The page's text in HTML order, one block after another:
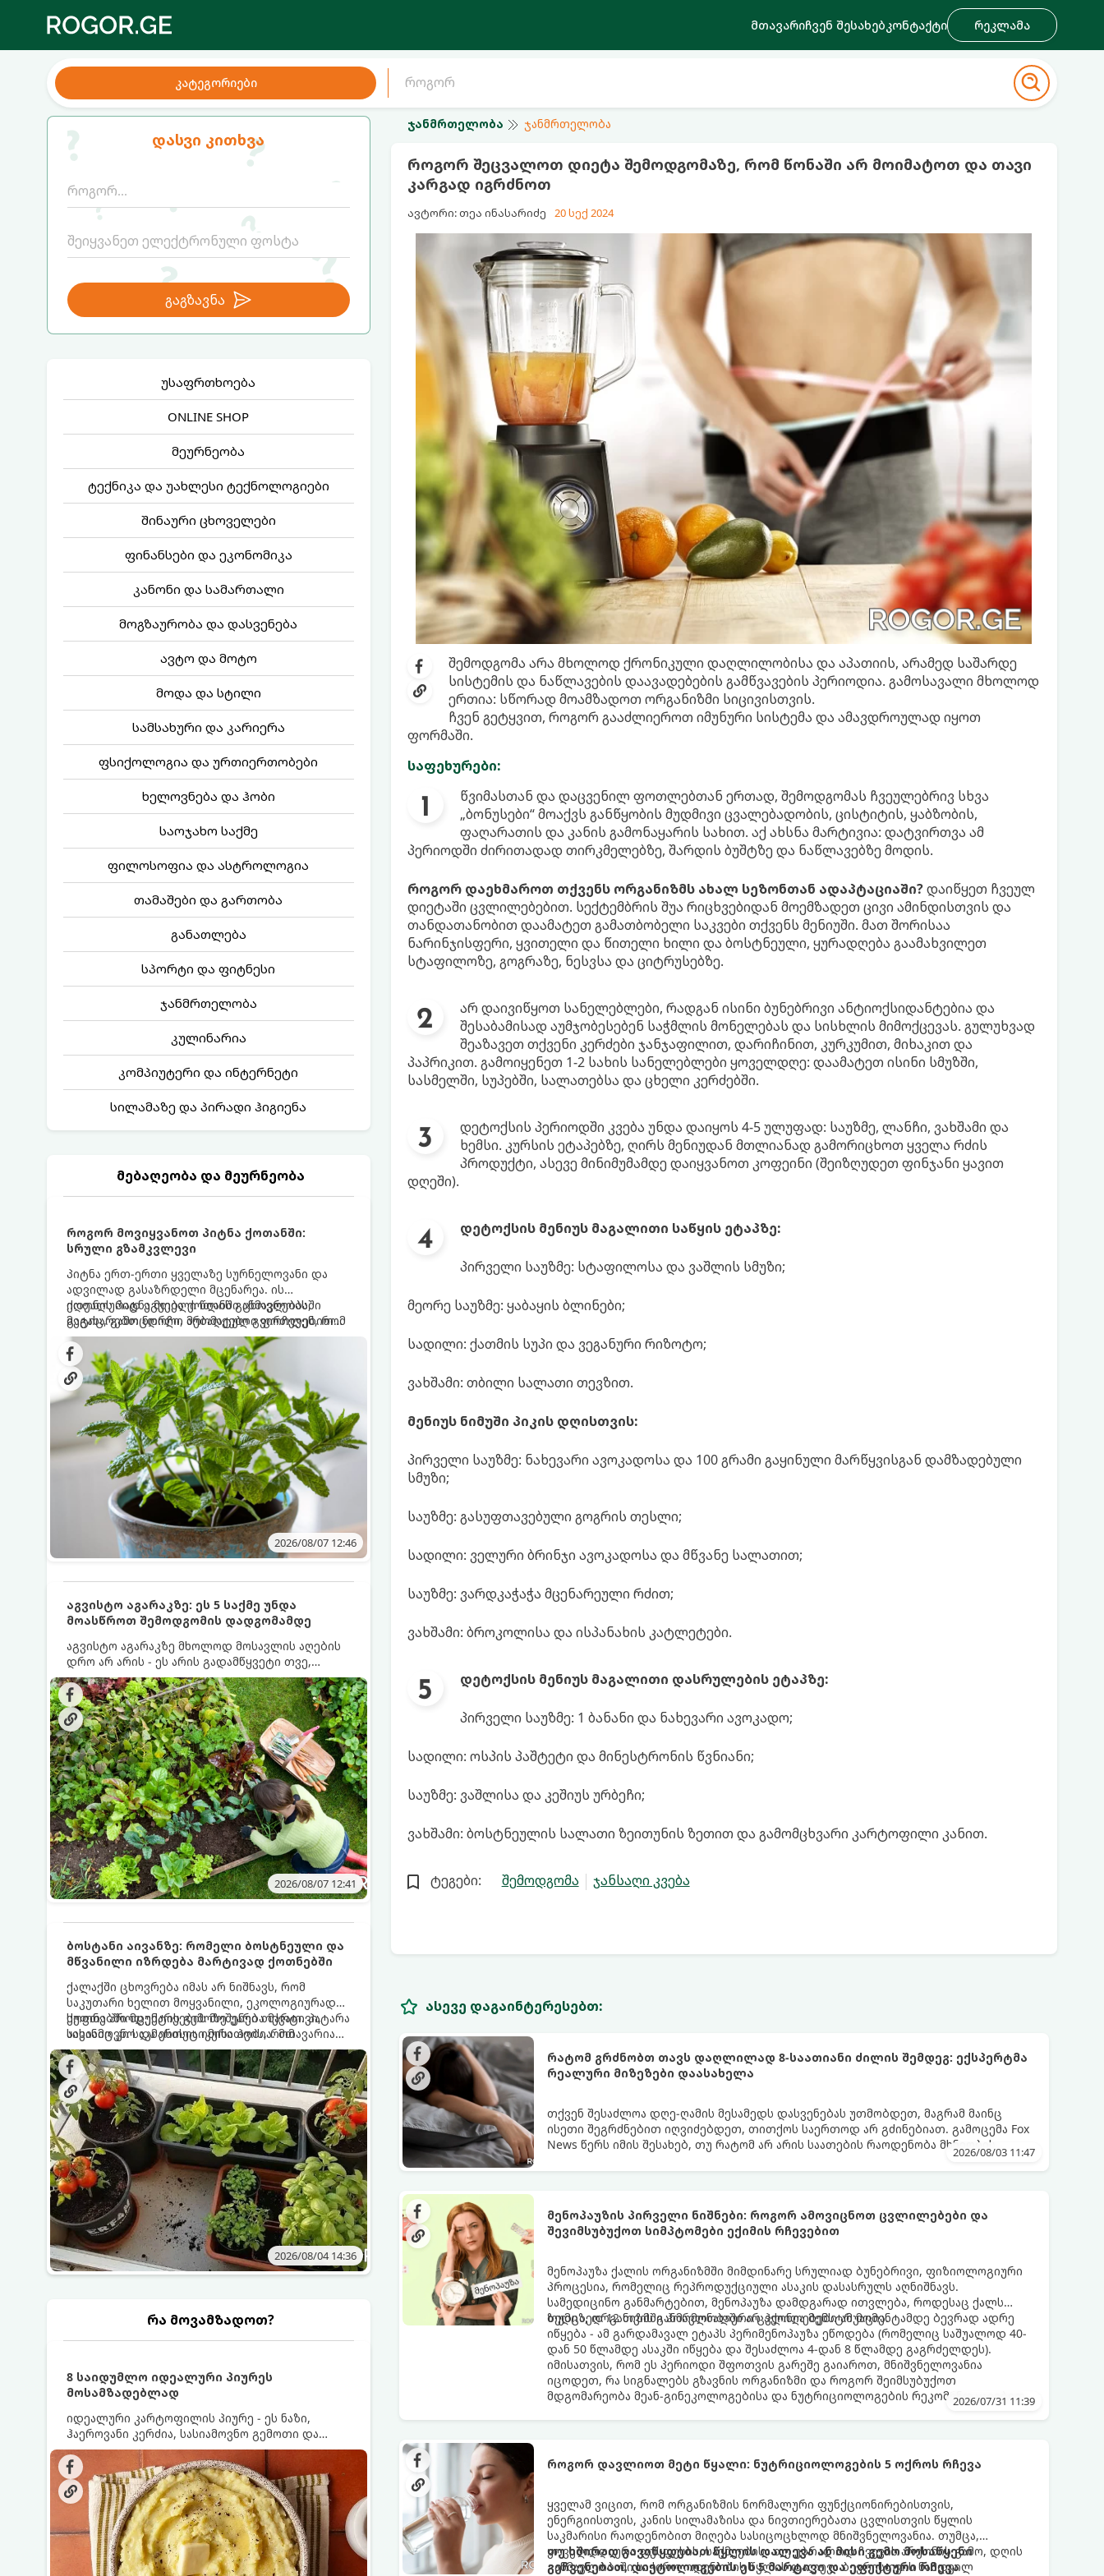
მთავარიჩვენ შესახებკონტაქტი რეკლამა
კატეგორიები
დასვი კითხვა
გაგზავნა
უსაფრთხოება
ONLINE SHOP
მეურნეობა
ტექნიკა და უახლესი ტექნოლოგიები
შინაური ცხოველები
ფინანსები და ეკონომიკა
კანონი და სამართალი
მოგზაურობა და დასვენება
ავტო და მოტო
მოდა და სტილი
სამსახური და კარიერა
ფსიქოლოგია და ურთიერთობები
ხელოვნება და ჰობი
საოჯახო საქმე
ფილოსოფია და ასტროლოგია
თამაშები და გართობა
განათლება
სპორტი და ფიტნესი
ჯანმრთელობა
კულინარია
კომპიუტერი და ინტერნეტი
სილამაზე და პირადი ჰიგიენა
მებაღეობა და მეურნეობა
როგორ მოვიყვანოთ პიტნა ქოთანში:
სრული გზამკვლევი
პიტნა ერთ-ერთი ყველაზე სურნელოვანი და
ადვილად გასაზრდელი მცენარეა. ის
იდეალურად ეგუება ქოთანში ცხოვრებას,
მეტიც, გამოცდილი მებაღეები გვირჩევენ, რომ
პიტნა მხოლოდ ქოთანში მოვიყვანოთ, რადგან
ღია გრუნტში (ბაღში) დარგვისას ის ფესვებით
ძალიან სწრაფად ვრცელდება და სხვა
მცენარეებს ავიწროებს.
ქოთნის პიტნა მთელი წლის განმავლობაში
გაგახარებთ ნორჩი, არომატული ფოთლებით
ჩაის, ლიმონათისა თუ კერძებისთვის.
2026/08/07 12:46
აგვისტო აგარაკზე: ეს 5 საქმე უნდა
მოასწროთ შემოდგომის დადგომამდე
აგვისტო აგარაკზე მხოლოდ მოსავლის აღების
დრო არ არის - ეს არის გადამწყვეტი თვე,
როდესაც საფუძველი ეყრება მომავალი წლის
მოსავალს და ბაღი მზადდება შემოდგომა-
ზამთრის სეზონისთვის. იმისათვის, რომ
ნიადაგმა ენერგია აღიდგინოს, ხოლო
მცენარეებმა ზამთარს გაუძლონ, აგვისტოს
ბოლომდე 5 მნიშვნელოვანი საქმის გაკეთება
უნდა მოასწროთ:
2026/08/07 12:41
ბოსტანი აივანზე: რომელი ბოსტნეული და
მწვანილი იზრდება მარტივად ქოთნებში
ქალაქში ცხოვრება იმას არ ნიშნავს, რომ
საკუთარი ხელით მოყვანილი, ეკოლოგიურად
სუფთა პროდუქტის გემოზე უარი თქვათ. პატარა
აივანიც კი საკმარისია იმისათვის, რომ
მოიწყოთ მინი-ბოსტანი, საიდანაც
ყოველდღიურად ახალ, არომატულ მწვანილსა
და ბოსტნეულს მოკრეფთ.
ქოთნებში მცენარეების მოშენება მარტივი,
სასიამოვნო და ესთეტიკური ჰობია. მთავარია
იცოდეთ, რომელი კულტურები ეგუებიან
ქოთნის პირობებს ყველაზე კარგად და როგორ
მოუაროთ მათ სწორად.
2026/08/04 14:36
რა მოვამზადოთ?
8 საიდუმლო იდეალური პიურეს
მოსამზადებლად
იდეალური კარტოფილის პიურე - ეს ნაზი,
ჰაეროვანი კერძია, სასიამოვნო გემოთი და
ნაღების-მოყვითალო ფერით. მისი მომზადება
ძალიან მარტივია, მაგრამ არსებობს რამდენიმე
საიდუმლო, რომლებიც უნდა იცოდეთ, რომ
პიურე იდეალურად გემრიელი გამოვიდეს.
ჯანმრთელობა ჯანმრთელობა
როგორ შეცვალოთ დიეტა შემოდგომაზე, რომ წონაში არ მოიმატოთ და თავი
კარგად იგრძნოთ
ავტორი: თეა ინასარიძე 20 სექ 2024
შემოდგომა არა მხოლოდ ქრონიკული დაღლილობისა და აპათიის, არამედ საშარდე
სისტემის და ნაწლავების დაავადებების გამწვავების პერიოდია. გამოსავალი მხოლოდ
ერთია: სწორად მოამზადოთ ორგანიზმი სიცივისთვის.
ჩვენ გეტყვით, როგორ გააძლიეროთ იმუნური სისტემა და ამავდროულად იყოთ
ფორმაში.
საფეხურები:
წვიმასთან და დაცვენილ ფოთლებთან ერთად, შემოდგომას ჩვეულებრივ სხვა
„ბონუსები“ მოაქვს განწყობის მუდმივი ცვალებადობის, ცისტიტის, ყაბზობის,
ფაღარათის და კანის გამონაყარის სახით. აქ ახსნა მარტივია: დატვირთვა ამ
პერიოდში ძირითადად თირკმელებზე, შარდის ბუშტზე და ნაწლავებზე მოდის.
როგორ დაეხმაროთ თქვენს ორგანიზმს ახალ სეზონთან ადაპტაციაში?დაიწყეთ ჩვეულ
დიეტაში ცვლილებებით. სექტემბრის შუა რიცხვებიდან მოემზადეთ ცივი ამინდისთვის და
თანდათანობით დაამატეთ გამათბობელი საკვები თქვენს მენიუში. მათ შორისაა
ნარინჯისფერი, ყვითელი და წითელი ხილი და ბოსტნეული, ყურადღება გაამახვილეთ
სტაფილოზე, გოგრაზე, ნესვსა და ციტრუსებზე.
არ დაივიწყოთ სანელებლები, რადგან ისინი ბუნებრივი ანტიოქსიდანტებია და
შესაბამისად აუმჯობესებენ საჭმლის მონელებას და სისხლის მიმოქცევას. გულუხვად
შეაზავეთ თქვენი კერძები ჯანჯაფილით, დარიჩინით, კურკუმით, მიხაკით და
პაპრიკით. გამოიყენეთ 1-2 სახის სანელებლები ყოველდღე: ​​დაამატეთ ისინი სმუზში,
სასმელში, სუპებში, სალათებსა და ცხელი კერძებში.
დეტოქსის პერიოდში კვება უნდა დაიყოს 4-5 ულუფად: საუზმე, ლანჩი, ვახშამი და
ხემსი. კურსის ეტაპებზე, ღირს მენიუდან მთლიანად გამორიცხოთ ყველა რძის
პროდუქტი, ასევე მინიმუმამდე დაიყვანოთ კოფეინი (შეიზღუდეთ ფინჯანი ყავით
დღეში).
დეტოქსის მენიუს მაგალითი საწყის ეტაპზე:
პირველი საუზმე: სტაფილოსა და ვაშლის სმუზი;
მეორე საუზმე: ყაბაყის ბლინები;
სადილი: ქათმის სუპი და ვეგანური რიზოტო;
ვახშამი: თბილი სალათი თევზით.
მენიუს ნიმუში პიკის დღისთვის:
პირველი საუზმე: ნახევარი ავოკადოსა და 100 გრამი გაყინული მარწყვისგან დამზადებული
სმუზი;
საუზმე: გასუფთავებული გოგრის თესლი;
სადილი: ველური ბრინჯი ავოკადოსა და მწვანე სალათით;
საუზმე: ვარდკაჭაჭა მცენარეული რძით;
ვახშამი: ბროკოლისა და ისპანახის კატლეტები.
დეტოქსის მენიუს მაგალითი დასრულების ეტაპზე:
პირველი საუზმე: 1 ბანანი და ნახევარი ავოკადო;
სადილი: ოსპის პაშტეტი და მინესტრონის წვნიანი;
საუზმე: ვაშლისა და კეშიუს ურბეჩი;
ვახშამი: ბოსტნეულის სალათი ზეითუნის ზეთით და გამომცხვარი კარტოფილი კანით.
ტეგები: შემოდგომა ჯანსაღი კვება
ასევე დაგაინტერესებთ:
რატომ გრძნობთ თავს დაღლილად 8-საათიანი ძილის შემდეგ: ექსპერტმა
რეალური მიზეზები დაასახელა
თქვენ შესაძლოა დღე-ღამის მესამედს დასვენებას უთმობდეთ, მაგრამ მაინც
ისეთი შეგრძნებით იღვიძებდეთ, თითქოს საერთოდ არ გძინებიათ. გამოცემა Fox
News წერს იმის შესახებ, თუ რატომ არ არის საათების რაოდენობა მხნეობის2026/08/03 11:47
მენოპაუზის პირველი ნიშნები: როგორ ამოვიცნოთ ცვლილებები და
შევიმსუბუქოთ სიმპტომები ექიმის რჩევებით
მენოპაუზა ქალის ორგანიზმში მიმდინარე სრულიად ბუნებრივი, ფიზიოლოგიური
პროცესია, რომელიც რეპროდუქციული ასაკის დასასრულს აღნიშნავს.
სამედიცინო განმარტებით, მენოპაუზა დამდგარად ითვლება, როდესაც ქალს
ზედიზედ 12 თვის განმავლობაში არ ჰქონია მენსტრუაცია.
თუმცა, ორგანიზმში ჰორმონალური ცვლილებები ამ მომენტამდე ბევრად ადრე
იწყება - ამ გარდამავალ ეტაპს პერიმენოპაუზა ეწოდება (რომელიც საშუალოდ 40-
დან 50 წლამდე ასაკში იწყება და შესაძლოა 4-დან 8 წლამდე გაგრძელდეს).
იმისათვის, რომ ეს პერიოდი შფოთვის გარეშე გაიაროთ, მნიშვნელოვანია
იცოდეთ, რა სიგნალებს გზავნის ორგანიზმი და როგორ შეიმსუბუქოთ
მდგომარეობა მეან-გინეკოლოგებისა და ნუტრიციოლოგების რეკომენდაციებით.
2026/07/31 11:39
როგორ დავლიოთ მეტი წყალი: ნუტრიციოლოგების 5 ოქროს რჩევა
ყველამ ვიცით, რომ ორგანიზმის ნორმალური ფუნქციონირებისთვის,
ენერგიისთვის, კანის სილამაზისა და ნივთიერებათა ცვლისთვის წყლის
საკმარისი რაოდენობით მიღება სასიცოცხლოდ მნიშვნელოვანია. თუმცა,
ყოველდღიური ფუსფუსის, საქმეებისა თუ უბრალოდ ჩვევის არქონის გამო, დღის
განმავლობაში საჭირო ოდენობის წყლის დალევა ბევრისთვის ნამდვილ
თუ ხშირად გავიწყდებათ წყლის დალევა ან მისი გემო მოსაწყენი
გეჩვენებათ, დიეტოლოგების ეს 5 მარტივი და ეფექტური რჩევა